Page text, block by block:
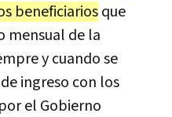
beneficiariosque
mensual de la
y cuando se
ingreso con los
el Gobierno